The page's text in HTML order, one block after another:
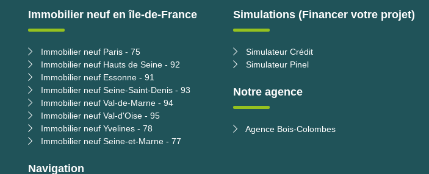
Immobilier neuf en île-de-France
Immobilier neuf Paris - 75
Immobilier neuf Hauts de Seine - 92
Immobilier neuf Essonne - 91
Immobilier neuf Seine-Saint-Denis - 93
Immobilier neuf Val-de-Marne - 94
Immobilier neuf Val-d'Oise - 95
Immobilier neuf Yvelines - 78
Immobilier neuf Seine-et-Marne - 77
Navigation
Simulations (Financer votre projet)
Simulateur Crédit
Simulateur Pinel
Notre agence
Agence Bois-Colombes